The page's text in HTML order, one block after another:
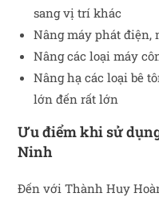
sang vị trí khác
Nâng máy phát điện,
Nâng các loại máy
Nâng hạ các loại bê
lớn đến rất lớn
Ưu điểm khi sử
Ninh
Đến với Thành Huy